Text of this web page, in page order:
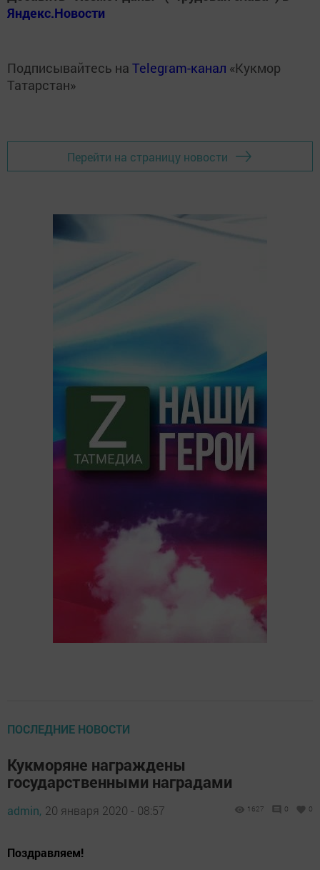
Яндекс.Новости
Подписывайтесь на Telegram-канал «Кукмор
Татарстан»
Перейти на страницу новости
ПОСЛЕДНИЕ НОВОСТИ
Кукморяне награждены
государственными наградами
admin, 20 января 2020 - 08:57 1627 0 0
Поздравляем!